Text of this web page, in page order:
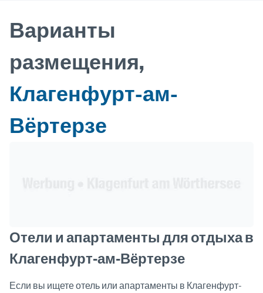
Варианты
размещения,
Клагенфурт-ам-
Вёртерзе
Отели и апартаменты для отдыха в
Клагенфурт-ам-Вёртерзе
Если вы ищете отель или апартаменты в Клагенфурт-